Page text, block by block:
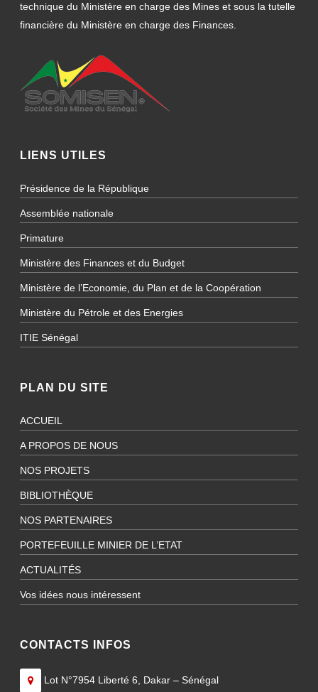
technique du Ministère en charge des Mines et sous la tutelle
financière du Ministère en charge des Finances.
LIENS UTILES
Présidence de la République
Assemblée nationale
Primature
Ministère des Finances et du Budget
Ministère de l’Economie, du Plan et de la Coopération
Ministère du Pétrole et des Energies
ITIE Sénégal
PLAN DU SITE
ACCUEIL
A PROPOS DE NOUS
NOS PROJETS
BIBLIOTHÈQUE
NOS PARTENAIRES
PORTEFEUILLE MINIER DE L’ETAT
ACTUALITÉS
Vos idées nous intéressent
CONTACTS INFOS
Lot N°7954 Liberté 6, Dakar – Sénégal